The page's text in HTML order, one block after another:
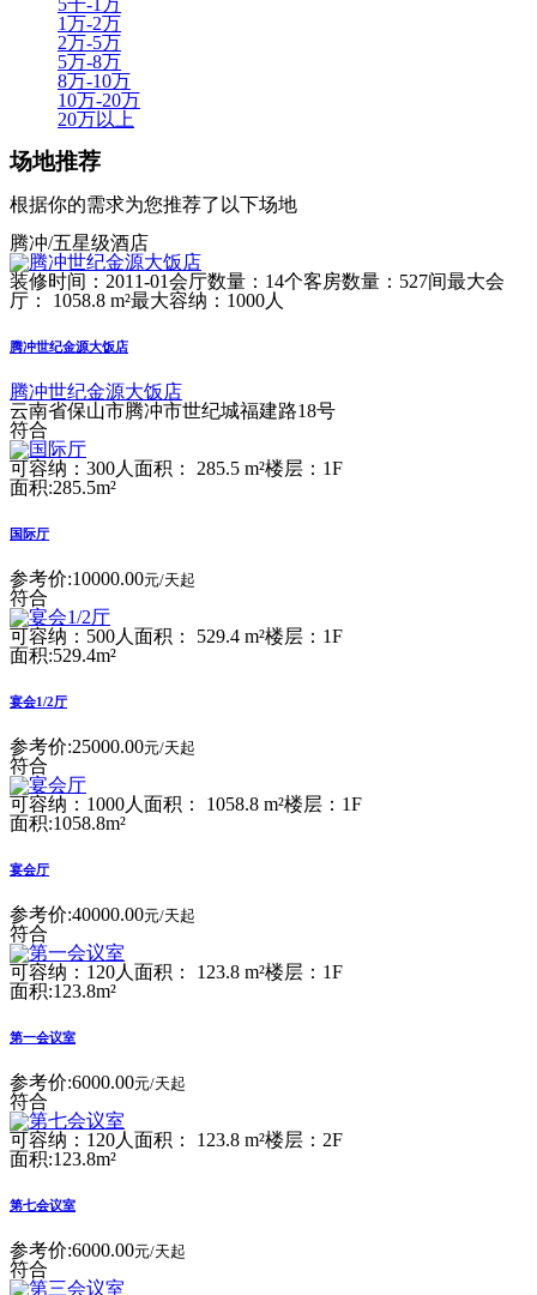
1万-2万
2万-5万
5万-8万
8万-10万
10万-20万
20万以上
场地推荐
根据你的需求为您推荐了以下场地
腾冲/五星级酒店
装修时间：2011-01会厅数量：14个客房数量：527间最大会
厅： 1058.8 m²最大容纳：1000人
腾冲世纪金源大饭店
腾冲世纪金源大饭店
云南省保山市腾冲市世纪城福建路18号
符合
可容纳：300人 面积： 285.5 m²楼层：1F
面积:285.5m²
国际厅
参考价:10000.00元/天起
符合
可容纳：500人 面积： 529.4 m²楼层：1F
面积:529.4m²
宴会1/2厅
参考价:25000.00元/天起
符合
可容纳：1000人 面积： 1058.8 m²楼层：1F
面积:1058.8m²
宴会厅
参考价:40000.00元/天起
符合
可容纳：120人 面积： 123.8 m²楼层：1F
面积:123.8m²
第一会议室
参考价:6000.00元/天起
符合
可容纳：120人 面积： 123.8 m²楼层：2F
面积:123.8m²
第七会议室
参考价:6000.00元/天起
符合